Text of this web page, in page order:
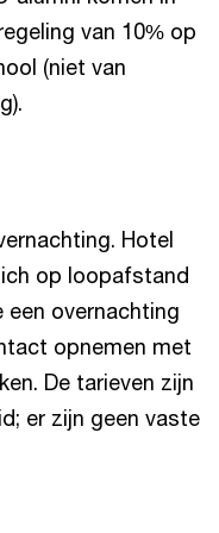
van 10% op
(niet van
Hotel
op loopafstand
een overnachting
opnemen met
De tarieven zijn
er zijn geen vaste